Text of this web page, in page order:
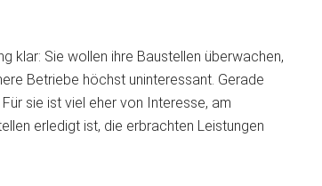
klar: Sie wollen ihre Baustellen überwachen,
Betriebe höchst uninteressant. Gerade
sie ist viel eher von Interesse, am
erledigt ist, die erbrachten Leistungen